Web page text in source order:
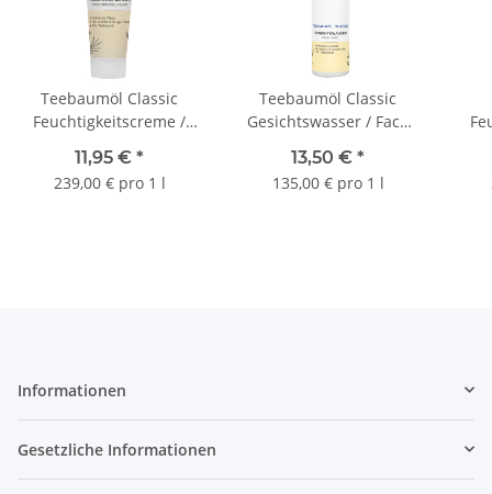
Teebaumöl Classic
Feuchtigkeitscreme /
ml
11,95 € *
239,00 € pro 1 l
Teebaumöl Classic
Gesichtswasser / Face
13,50 € *
135,00 € pro 1 l
Informationen
Gesetzliche Informationen